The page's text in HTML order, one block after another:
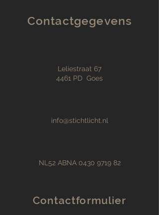
Contactgegevens
Leliestraat 67
4461 PD Goes
info@stichtlicht.nl
NL52 ABNA 0430 9719 82
Contactformulier